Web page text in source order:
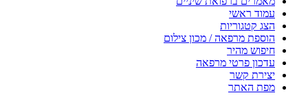
עמוד ראשי
הצג קטגוריות
הוספת מרפאה / מכון צילום
חיפוש מהיר
עדכון פרטי מרפאה
יצירת קשר
מפת האתר